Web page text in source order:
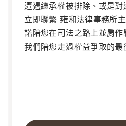
遭遇繼承權被排除、或是
立即聯繫 雍和法律事務所
諾陪您在司法之路上並肩
我們陪您走過權益爭取的最